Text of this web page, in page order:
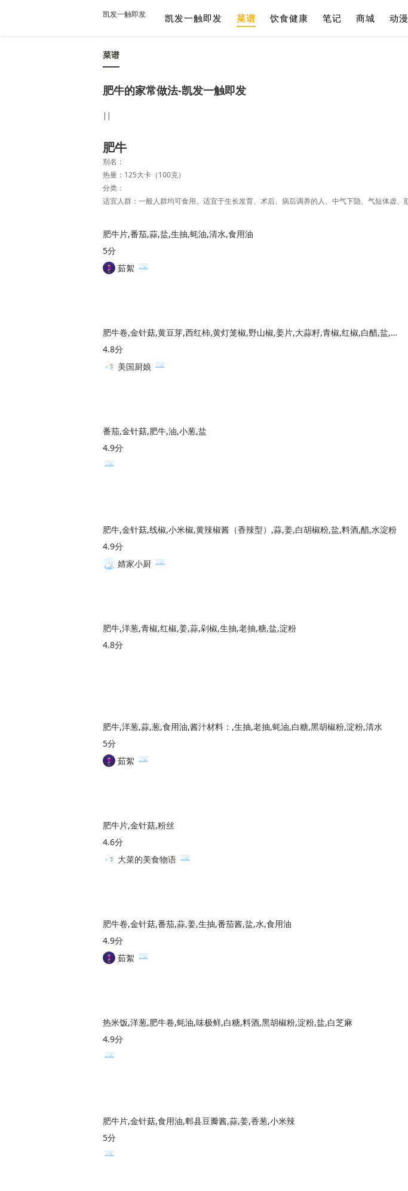
凯发一触即发 凯发一触即发 菜谱 饮食健康 笔记 商城 动漫
菜谱
肥牛的家常做法-凯发一触即发
||
肥牛
别名：
热量：125大卡（100克）
分类：
肥牛片,番茄,蒜,盐,生抽,蚝油,清水,食用油
5分
茹絮
肥牛卷,金针菇,黄豆芽,西红柿,黄灯笼椒,野山椒,姜片,大蒜籽,青椒,红椒,白醋,盐,高汤
4.8分
美国厨娘
番茄,金针菇,肥牛,油,小葱,盐
4.9分
肥牛,金针菇,线椒,小米椒,黄辣椒酱（香辣型）,蒜,姜,白胡椒粉,盐,料酒,醋,水淀粉
4.9分
婧家小厨
肥牛,洋葱,青椒,红椒,姜,蒜,剁椒,生抽,老抽,糖,盐,淀粉
4.8分
肥牛,洋葱,蒜,葱,食用油,酱汁材料：,生抽,老抽,蚝油,白糖,黑胡椒粉,淀粉,清水
5分
茹絮
肥牛片,金针菇,粉丝
4.6分
大菜的美食物语
肥牛卷,金针菇,番茄,蒜,姜,生抽,番茄酱,盐,水,食用油
4.9分
茹絮
热米饭,洋葱,肥牛卷,蚝油,味极鲜,白糖,料酒,黑胡椒粉,淀粉,盐,白芝麻
4.9分
肥牛片,金针菇,食用油,郫县豆瓣酱,蒜,姜,香葱,小米辣
5分